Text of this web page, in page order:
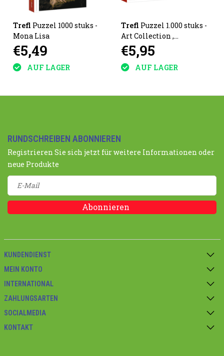
Trefl Puzzel 1000 stuks -
Mona Lisa
€5,49
AUF LAGER
Trefl Puzzel 1.000 stuks -
Art Collection ,
Nightawks
€5,95
AUF LAGER
RUNDSCHREIBEN ABONNIEREN
Registrieren Sie sich jetzt für weitere Informationen oder
neue Produkte
Abonnieren
KUNDENDIENST
MEIN KONTO
INTERNATIONAL
ZAHLUNGSARTEN
SOCIALMEDIA
KONTAKT